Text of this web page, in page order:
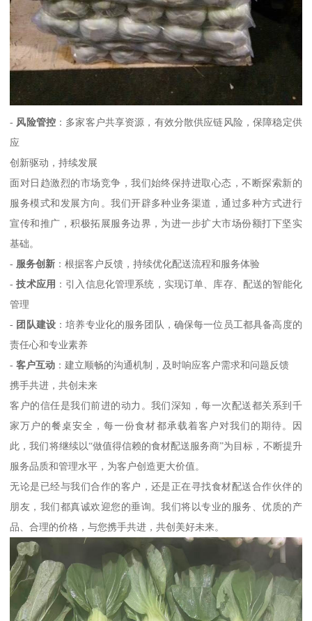
- 风险管控 ：多家客户共享资源，有效分散供应链风险，保障稳定供
应
创新驱动，持续发展
面对日趋激烈的市场竞争，我们始终保持进取心态，不断探索新的
服务模式和发展方向。我们开辟多种业务渠道，通过多种方式进行
宣传和推广，积极拓展服务边界，为进一步扩大市场份额打下坚实
基础。
- 服务创新 ：根据客户反馈，持续优化配送流程和服务体验
-技术应用 ：引入信息化管理系统，实现订单、库存、配送的智能化
管理
- 团队建设 ：培养专业化的服务团队，确保每一位员工都具备高度的
责任心和专业素养
-客户互动 ：建立顺畅的沟通机制，及时响应客户需求和问题反馈
携手共进，共创未来
客户的信任是我们前进的动力。我们深知，每一次配送都关系到千
家万户的餐桌安全，每一份食材都承载着客户对我们的期待。因
此，我们将继续以“做值得信赖的食材配送服务商”为目标，不断提升
服务品质和管理水平，为客户创造更大价值。
无论是已经与我们合作的客户，还是正在寻找食材配送合作伙伴的
朋友，我们都真诚欢迎您的垂询。我们将以专业的服务、优质的产
品、合理的价格，与您携手共进，共创美好未来。